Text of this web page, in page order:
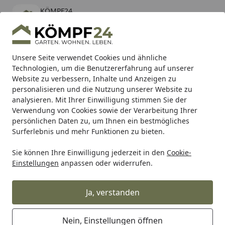
Unsere Seite verwendet Cookies und ähnliche
Technologien, um die Benutzererfahrung auf unserer
Website zu verbessern, Inhalte und Anzeigen zu
personalisieren und die Nutzung unserer Website zu
analysieren. Mit Ihrer Einwilligung stimmen Sie der
Verwendung von Cookies sowie der Verarbeitung Ihrer
persönlichen Daten zu, um Ihnen ein bestmögliches
Surferlebnis und mehr Funktionen zu bieten.
Sie können Ihre Einwilligung jederzeit in den Cookie-
Einstellungen anpassen oder widerrufen.
Ja, verstanden
Nein, Einstellungen öffnen
KÖMPF24
kostenlos - Im App Store
Hotline
Alle Produkte
Mein Konto
Suchen
Karibu Pools inkl. gratis Sandfilteranlage & Pool-
Starterset (Gesamtwert bis 468,99€)
Startseite
TRW Trw Bremsbeläge TRW Bremsbelag MCB 671 mit
TRW Bremsbelag MCB 671 mit